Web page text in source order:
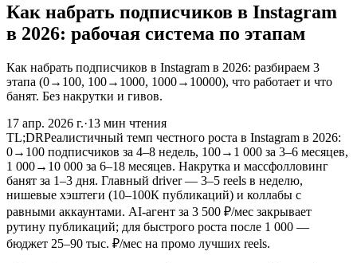
Как набрать подписчиков в Instagram
в 2026: рабочая система по этапам
Как набрать подписчиков в Instagram в 2026: разбираем 3
этапа (0→100, 100→1000, 1000→10000), что работает и что
банят. Без накрутки и гивов.
17 апр. 2026 г.·13 мин чтения
TL;DRРеалистичный темп честного роста в Instagram в 2026:
0→100 подписчиков за 4–8 недель, 100→1 000 за 3–6 месяцев,
1 000→10 000 за 6–18 месяцев. Накрутка и массфолловинг
банят за 1–3 дня. Главный driver — 3–5 reels в неделю,
нишевые хэштеги (10–100К публикаций) и коллабы с
равными аккаунтами. AI-агент за 3 500 ₽/мес закрывает
рутину публикаций; для быстрого роста после 1 000 —
бюджет 25–90 тыс. ₽/мес на промо лучших reels.